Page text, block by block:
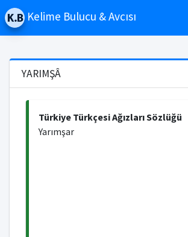
Kelime Bulucu & Avcısı
YARIMŞÂ
Türkiye Türkçesi Ağızları Sözlüğü
Yarımşar